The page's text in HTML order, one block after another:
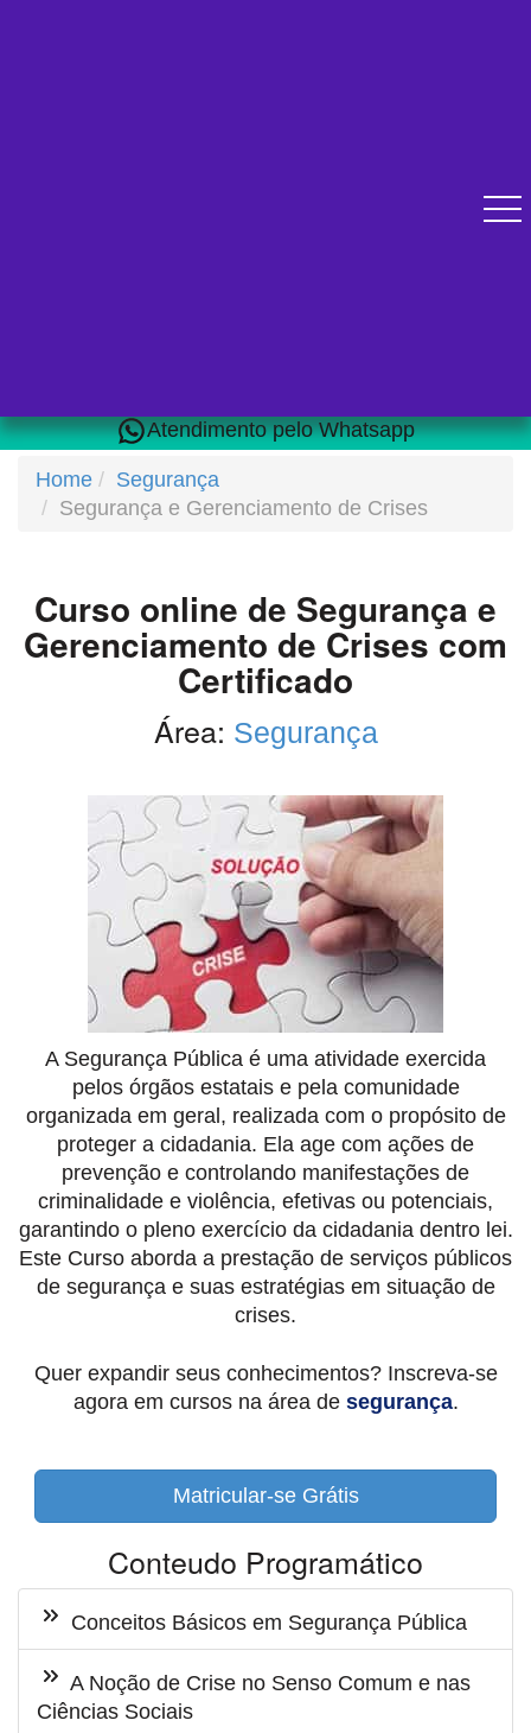
Atendimento pelo Whatsapp
Home
Segurança
Segurança e Gerenciamento de Crises
Curso online de Segurança e
Gerenciamento de Crises com
Certificado
Área: Segurança
A Segurança Pública é uma atividade exercida
pelos órgãos estatais e pela comunidade
organizada em geral, realizada com o propósito de
proteger a cidadania. Ela age com ações de
prevenção e controlando manifestações de
criminalidade e violência, efetivas ou potenciais,
garantindo o pleno exercício da cidadania dentro lei.
Este Curso aborda a prestação de serviços públicos
de segurança e suas estratégias em situação de
crises.
Quer expandir seus conhecimentos? Inscreva-se
agora em cursos na área de segurança.
Matricular-se Grátis
Conteudo Programático
Conceitos Básicos em Segurança Pública
A Noção de Crise no Senso Comum e nas
Ciências Sociais